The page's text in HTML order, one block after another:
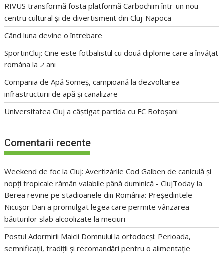
RIVUS transformă fosta platformă Carbochim într-un nou
centru cultural și de divertisment din Cluj-Napoca
Când luna devine o întrebare
SportinCluj: Cine este fotbalistul cu două diplome care a învățat
româna la 2 ani
Compania de Apă Someș, campioană la dezvoltarea
infrastructurii de apă și canalizare
Universitatea Cluj a câștigat partida cu FC Botoșani
Comentarii recente
Weekend de foc la Cluj: Avertizările Cod Galben de caniculă și
nopți tropicale rămân valabile până duminică - ClujToday la
Berea revine pe stadioanele din România: Președintele
Nicușor Dan a promulgat legea care permite vânzarea
băuturilor slab alcoolizate la meciuri
Postul Adormirii Maicii Domnului la ortodocși: Perioada,
semnificații, tradiții și recomandări pentru o alimentație